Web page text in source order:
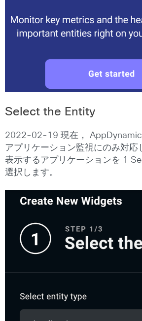
Select the Entity
2022-02-19 現在，
アプリケーション監視にのみ対応
表示するアプリケーションを 1
選択します。